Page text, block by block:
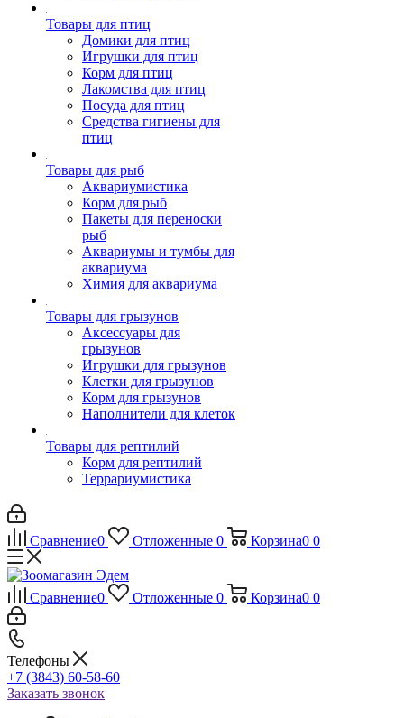
Товары для птиц
Домики для птиц
Игрушки для птиц
Корм для птиц
Лакомства для птиц
Посуда для птиц
Средства гигиены для
птиц
Товары для рыб
Аквариумистика
Корм для рыб
Пакеты для переноски
рыб
Аквариумы и тумбы для
аквариума
Химия для аквариума
Товары для грызунов
Аксессуары для
грызунов
Игрушки для грызунов
Клетки для грызунов
Корм для грызунов
Наполнители для клеток
Товары для рептилий
Корм для рептилий
Террариумистика
Сравнение0 Отложенные 0 Корзина0 0
Сравнение0 Отложенные 0 Корзина0 0
Телефоны
+7 (3843) 60-58-60
Заказать звонок